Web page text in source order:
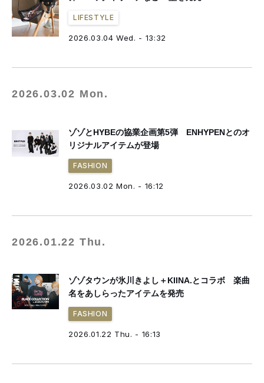
LIFESTYLE
2026.03.04 Wed. - 13:32
2026.03.02 Mon.
ゾゾとHYBEの協業企画第5弾 ENHYPENとのオ
リジナルアイテムが登場
FASHION
2026.03.02 Mon. - 16:12
2026.01.22 Thu.
ゾゾタウンが氷川きよし＋KIINA.とコラボ 楽曲
名をあしらったアイテムを発売
FASHION
2026.01.22 Thu. - 16:13